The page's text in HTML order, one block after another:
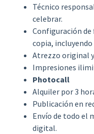
Técnico
celebrar.
Configuración
copia,
Atrezzo original
Impresiones
Photocall
Alquiler por 3
Publicación en
Envío de todo
digital.